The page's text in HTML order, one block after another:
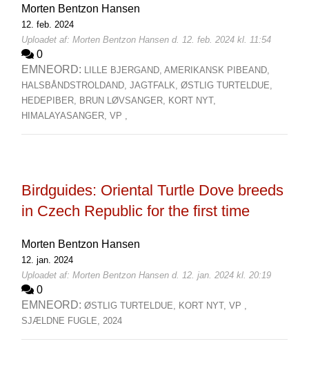
Morten Bentzon Hansen
12. feb. 2024
Uploadet af: Morten Bentzon Hansen d. 12. feb. 2024 kl. 11:54
0
EMNEORD: LILLE BJERGAND, AMERIKANSK PIBEAND,
HALSBÅNDSTROLDAND, JAGTFALK, ØSTLIG TURTELDUE,
HEDEPIBER, BRUN LØVSANGER, KORT NYT,
HIMALAYASANGER, VP ,
Birdguides: Oriental Turtle Dove breeds
in Czech Republic for the first time
Morten Bentzon Hansen
12. jan. 2024
Uploadet af: Morten Bentzon Hansen d. 12. jan. 2024 kl. 20:19
0
EMNEORD: ØSTLIG TURTELDUE, KORT NYT, VP ,
SJÆLDNE FUGLE, 2024